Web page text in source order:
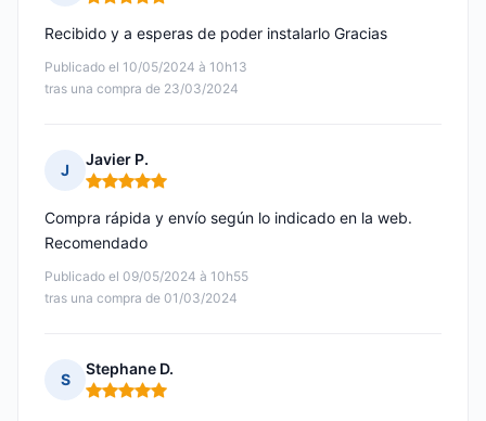
Nota: 5 de 5
Publicado el 10/05/2024 à 10h13
tras una compra de 23/03/2024
Recibido y a esperas de poder instalarlo Gracias
J
Javier P.
Nota: 5 de 5
Publicado el 09/05/2024 à 10h55
tras una compra de 01/03/2024
Compra rápida y envío según lo indicado en la web.
Recomendado
S
Stephane D.
Nota: 5 de 5